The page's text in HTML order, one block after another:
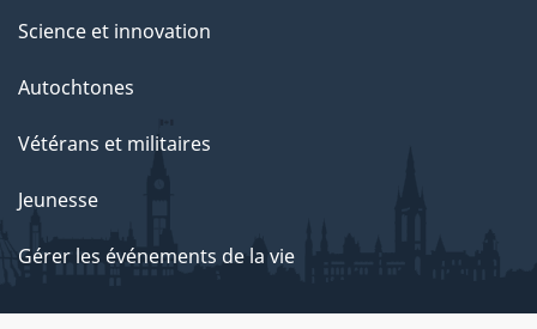
Science et innovation
Autochtones
Vétérans et militaires
Jeunesse
Gérer les événements de la vie